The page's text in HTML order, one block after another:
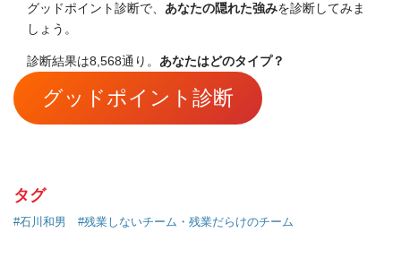
グッドポイント診断で、 あなたの隠れた強みを診断してみま
しょう。
診断結果は8,568通り。 あなたはどのタイプ？
グッドポイント診断
タグ
#石川和男 #残業しないチーム・残業だらけのチーム